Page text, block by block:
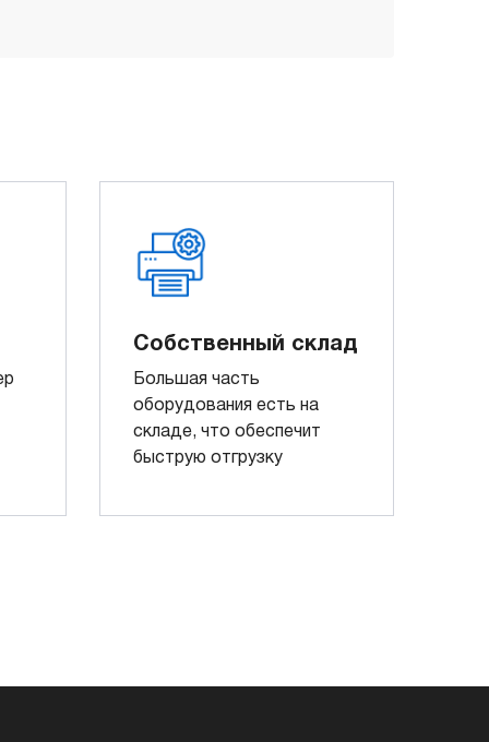
Собственный склад
Большая часть
оборудования есть на
складе, что обеспечит
быструю отгрузку